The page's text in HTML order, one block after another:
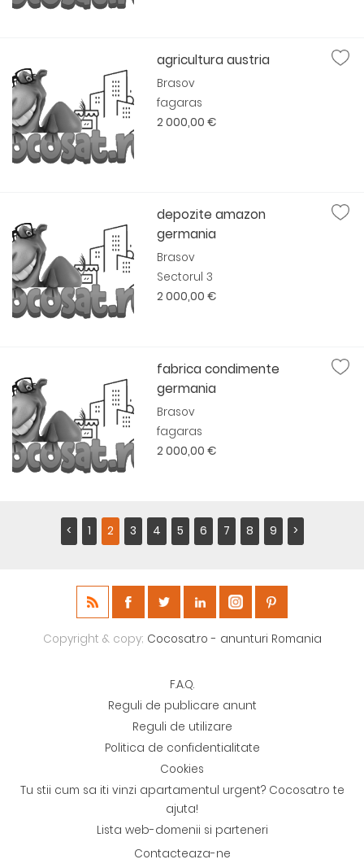
agricultura austria
Brasov
fagaras
2 000,00 €
depozite amazon
germania
Brasov
Sectorul 3
2 000,00 €
fabrica condimente
germania
Brasov
fagaras
2 000,00 €
< 1 2 3 4 5 6 7 8 9 >
Copyright & copy; Cocosat.ro - anunturi Romania
F.A.Q.
Reguli de publicare anunt
Reguli de utilizare
Politica de confidentialitate
Cookies
Tu stii cum sa iti vinzi apartamentul urgent? Cocosat.ro te
ajuta!
Lista web-domenii si parteneri
Contacteaza-ne